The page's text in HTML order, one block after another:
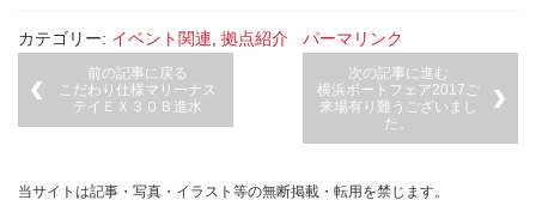
カテゴリー: イベント関連 拠点紹介 パーマリンク
前の記事に戻る
こだわり仕様マリーナス
テイＥＸ３０Ｂ進水
次の記事に進む
横浜ボートフェア2017ご
来場有り難うございまし
た。
当サイトは記事・写真・イラスト等の無断掲載・転用を禁じます。